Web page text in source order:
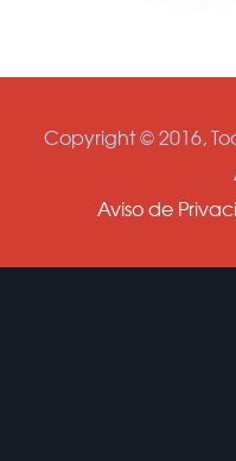
Copyright © 2016,
Aviso de